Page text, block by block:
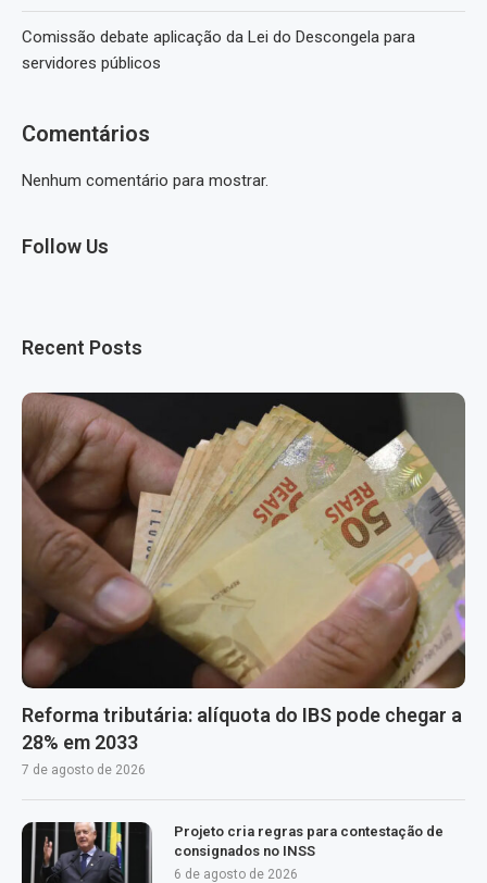
Comissão debate aplicação da Lei do Descongela para
servidores públicos
Comentários
Nenhum comentário para mostrar.
Follow Us
Recent Posts
Reforma tributária: alíquota do IBS pode chegar a
28% em 2033
7 de agosto de 2026
Projeto cria regras para contestação de
consignados no INSS
6 de agosto de 2026